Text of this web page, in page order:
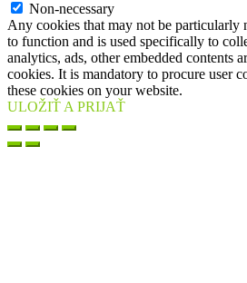
Non-necessary
Any cookies that may not be particularly
to function and is used specifically to
analytics, ads, other embedded contents
cookies. It is mandatory to procure user
these cookies on your website.
ULOŽIŤ A PRIJAŤ